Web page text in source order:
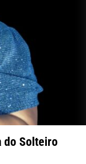
do Solteiro